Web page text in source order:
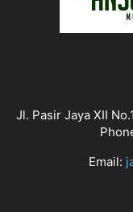
Jl. Pasir Jaya XII
Email: